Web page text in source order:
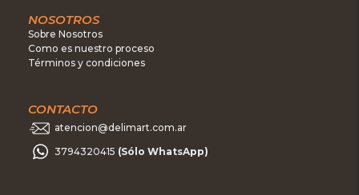
NOSOTROS
Sobre Nosotros
Como es nuestro proceso
Términos y condiciones
CONTACTO
atencion@delimart.com.ar
3794320415 (Sólo WhatsApp)